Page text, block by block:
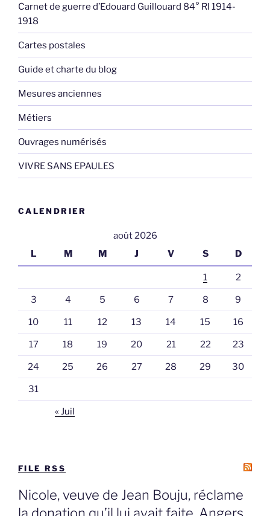
Carnet de guerre d’Edouard Guillouard 84° RI 1914-
1918
Cartes postales
Guide et charte du blog
Mesures anciennes
Métiers
Ouvrages numérisés
VIVRE SANS EPAULES
CALENDRIER
août 2026
L
M M J V S D
1 2
3 4 5 6 7 8 9
10 11 12 13 14 15 16
17 18 19 20 21 22 23
24 25 26 27 28 29 30
31
« Juil
FILE RSS
Nicole, veuve de Jean Bouju, réclame
la donation qu’il lui avait faite, Angers